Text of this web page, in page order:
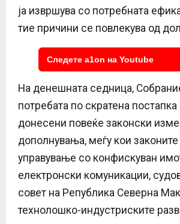
ја извршува со потребната
тие причини се повлекува од
Следете a1on на Youtube
На денешната седница,
потребата по скратена
донесени повеќе законски
дополнувања, меѓу кои законите
управување со конфискуван
електронски комуникации,
совет на Република Северна
технолошко-индустриските